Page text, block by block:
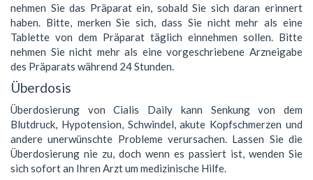
nehmen Sie das Präparat ein, sobald Sie sich daran erinnert
haben. Bitte, merken Sie sich, dass Sie nicht mehr als eine
Tablette von dem Präparat täglich einnehmen sollen. Bitte
nehmen Sie nicht mehr als eine vorgeschriebene Arzneigabe
des Präparats während 24 Stunden.
Überdosis
Überdosierung von Cialis Daily kann Senkung von dem
Blutdruck, Hypotension, Schwindel, akute Kopfschmerzen und
andere unerwünschte Probleme verursachen. Lassen Sie die
Überdosierung nie zu, doch wenn es passiert ist, wenden Sie
sich sofort an Ihren Arzt um medizinische Hilfe.